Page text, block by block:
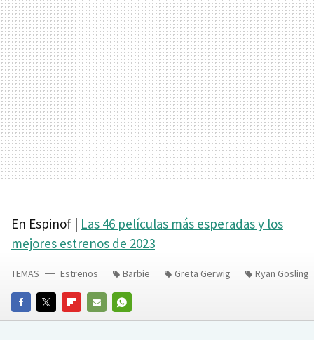
En Espinof | Las 46 películas más esperadas y los
mejores estrenos de 2023
FACEBOOKTWITTERFLIPBOARD
E-
WHATSAPP
TEMAS Estrenos Barbie Greta Gerwig Ryan Gosling